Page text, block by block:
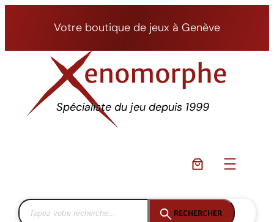
Votre boutique de jeux à Genève
Spécialiste du jeu depuis 1999
RECHERCHER